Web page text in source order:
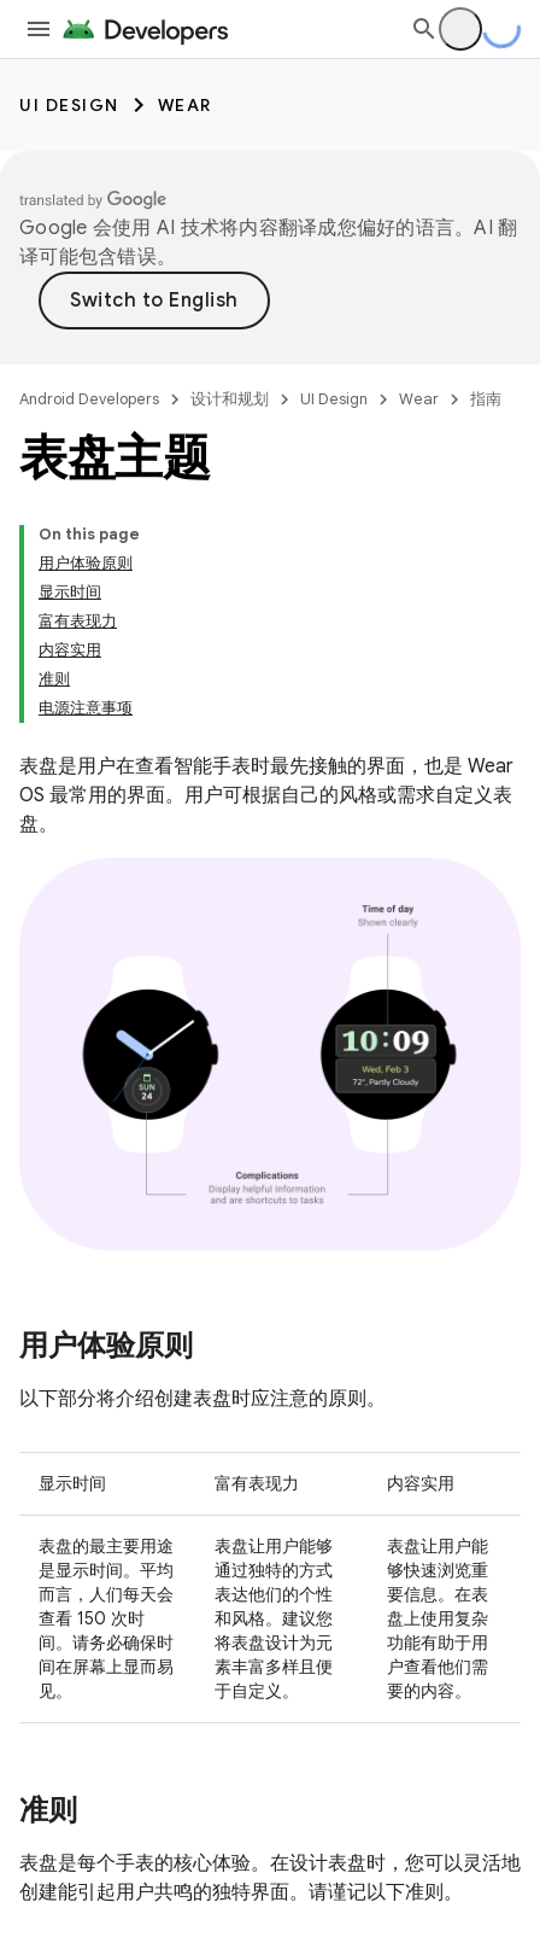
UI DESIGN WEAR
Google 会使用 AI 技术将内容翻译成您偏好的语言。AI 翻
译可能包含错误。
Android Developers 设计和规划 UI Design Wear 指南
表盘主题
On this page
用户体验原则
显示时间
富有表现力
内容实用
准则
电源注意事项
表盘是用户在查看智能手表时最先接触的界面，也是 Wear
OS 最常用的界面。用户可根据自己的风格或需求自定义表
盘。
用户体验原则
以下部分将介绍创建表盘时应注意的原则。
显示时间 富有表现力 内容实用
表盘的最主要用途
是显示时间。平均
而言，人们每天会
查看 150 次时
间。请务必确保时
间在屏幕上显而易
见。
表盘让用户能够
通过独特的方式
表达他们的个性
和风格。建议您
将表盘设计为元
素丰富多样且便
于自定义。
表盘让用户能
够快速浏览重
要信息。在表
盘上使用复杂
功能有助于用
户查看他们需
要的内容。
准则
表盘是每个手表的核心体验。在设计表盘时，您可以灵活地
创建能引起用户共鸣的独特界面。请谨记以下准则。